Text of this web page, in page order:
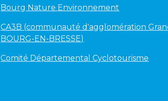
Bourg Nature Environnement
CA3B (communauté d'agglomération
BOURG-EN-BRESSE)
Comité Départemental Cyclotourisme